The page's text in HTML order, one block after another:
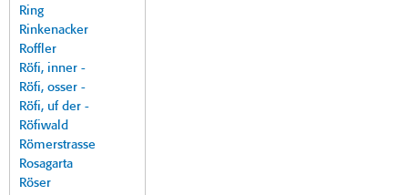
Ring
Rinkenacker
Roffler
Röfi, inner -
Röfi, osser -
Röfi, uf der -
Röfiwald
Römerstrasse
Rosagarta
Röser